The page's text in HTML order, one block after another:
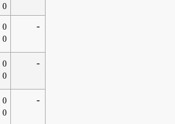
0
0
0
-
0
0
-
0
0
-